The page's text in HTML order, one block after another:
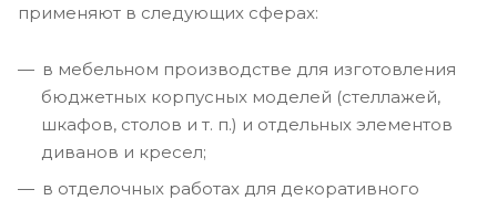
применяют в следующих сферах:
в мебельном производстве для изготовления
бюджетных корпусных моделей (стеллажей,
шкафов, столов и т. п.) и отдельных элементов
диванов и кресел;
в отделочных работах для декоративного